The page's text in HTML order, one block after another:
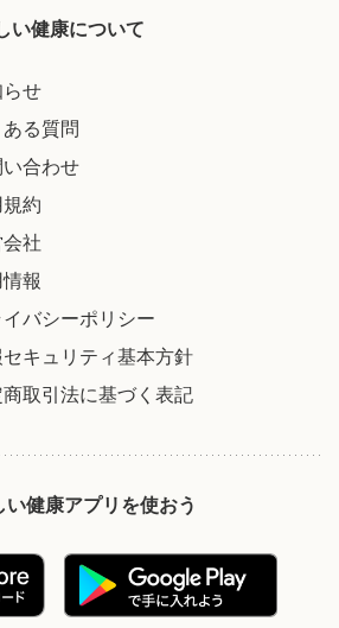
い健康について
せ
る質問
合わせ
約
社
報
バシーポリシー
キュリティ基本方針
取引法に基づく表記
い健康アプリを使おう